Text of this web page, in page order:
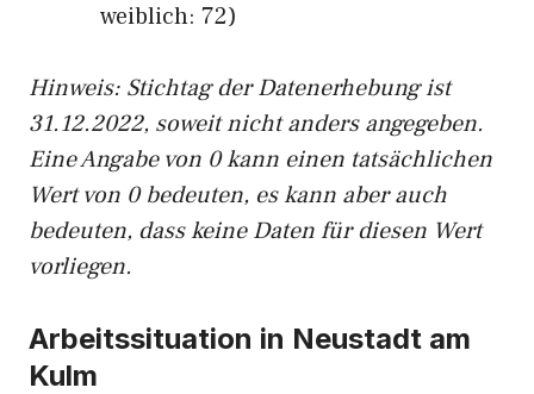
weiblich: 72)
Hinweis: Stichtag der Datenerhebung ist
31.12.2022, soweit nicht anders angegeben.
Eine Angabe von 0 kann einen tatsächlichen
Wert von 0 bedeuten, es kann aber auch
bedeuten, dass keine Daten für diesen Wert
vorliegen.
Arbeitssituation in Neustadt am
Kulm